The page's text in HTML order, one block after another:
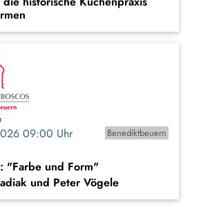
09:00 Uhr
Benediktbeuern
"Farbe und Form"
und Peter Vögele